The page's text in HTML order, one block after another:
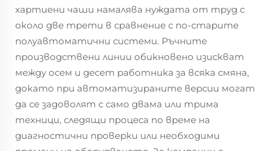
хартиени чаши намалява нуждата от труд с
около две трети в сравнение с по-старите
полуавтоматични системи. Ръчните
производствени линии обикновено изискват
между осем и десет работника за всяка смяна,
докато при автоматизираните версии могат
да се задоволят с само двама или трима
техници, следящи процеса по време на
диагностични проверки или необходими